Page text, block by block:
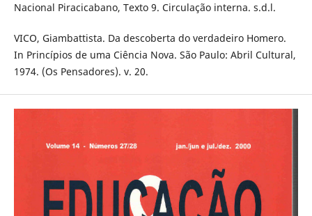
Nacional Piracicabano, Texto 9. Circulação interna. s.d.l.
VICO, Giambattista. Da descoberta do verdadeiro Homero.
In Princípios de uma Ciência Nova. São Paulo: Abril Cultural,
1974. (Os Pensadores). v. 20.